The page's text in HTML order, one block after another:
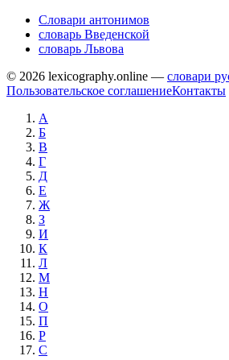
Словари антонимов
словарь Введенской
словарь Львова
© 2026 lexicography.online — словари
Пользовательское соглашениеКонтакты
А
Б
В
Г
Д
Е
Ж
З
И
К
Л
М
Н
О
П
Р
С